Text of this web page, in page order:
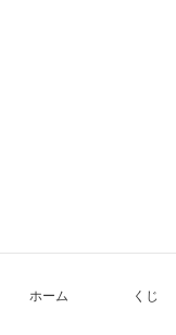
ホーム くじ